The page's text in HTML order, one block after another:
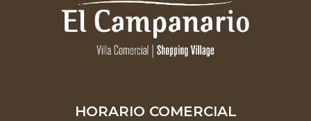
HORARIO COMERCIAL